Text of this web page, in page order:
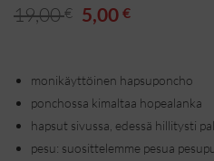
19,00€ Alkuperäinen
hinta
19,00 €.
5,00€Nykyinen
5,00 €.
monikäyttöinen hapsuponcho
ponchossa kimaltaa hopealanka
hapsut sivussa, edessä hillitysti
pesu: suosittelemme pesua